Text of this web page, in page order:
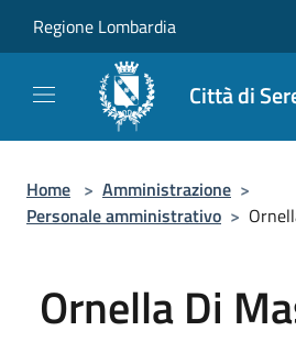
Regione Lombardia
Città di
Home > Amministrazione >
Personale amministrativo >
Ornella Di